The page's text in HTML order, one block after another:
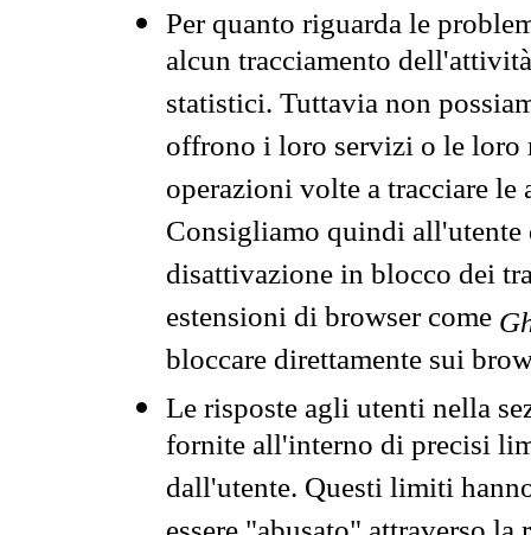
Per quanto riguarda le
alcun tracciamento
statistici. Tuttavia non
offrono i loro servizi o le loro
operazioni volte a tracciare
Consigliamo quindi all'utente
disattivazione in blocco dei
estensioni di browser come
bloccare direttamente sui
Le risposte agli utenti nella
fornite all'interno di precisi
dall'utente. Questi limiti